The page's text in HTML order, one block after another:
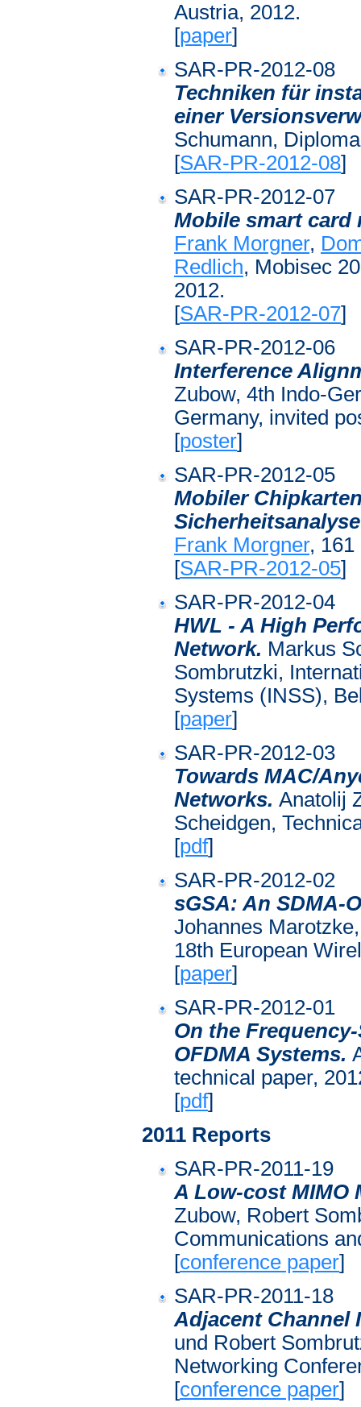
Austria, 2012.
[paper]
SAR-PR-2012-08
Techniken für
einer
Schumann,
[SAR-PR-2012-08]
SAR-PR-2012-07
Mobile smart card
Frank Morgner,
Redlich, Mobisec
2012.
[SAR-PR-2012-07]
SAR-PR-2012-06
Interference
Zubow, 4th Indo-
Germany, invited
[poster]
SAR-PR-2012-05
Mobiler
Frank Morgner, 161
[SAR-PR-2012-05]
SAR-PR-2012-04
HWL - A High
Network. Markus
Sombrutzki,
Systems (INSS),
[paper]
SAR-PR-2012-03
Towards MAC/
Networks. Anatolij
Scheidgen,
[pdf]
SAR-PR-2012-02
sGSA: An SDMA-
Johannes
18th European
[paper]
SAR-PR-2012-01
On the
OFDMA Systems.
technical paper,
[pdf]
2011 Reports
SAR-PR-2011-19
A Low-cost MIMO
Zubow, Robert
Communications
[conference paper]
SAR-PR-2011-18
Adjacent Channel
und Robert
Networking
[conference paper]